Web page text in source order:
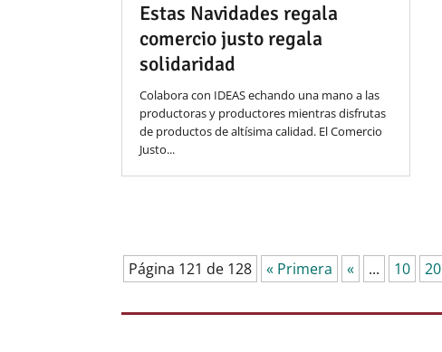
Estas Navidades regala
comercio justo regala
solidaridad
Colabora con IDEAS echando una mano a las
productoras y productores mientras disfrutas
de productos de altísima calidad. El Comercio
Justo...
Página 121 de 128 « Primera « ... 10 20